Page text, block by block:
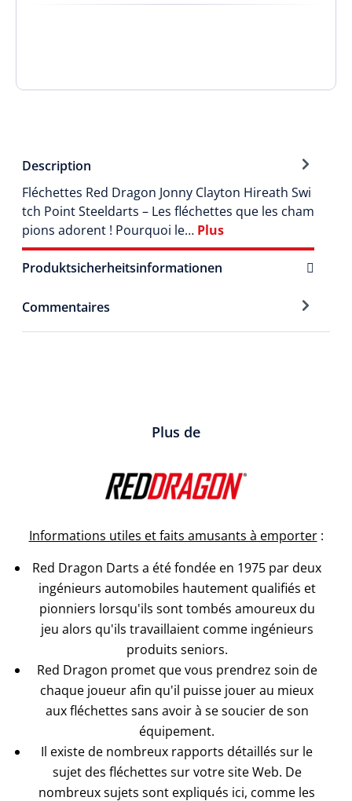
Description
Fléchettes Red Dragon Jonny Clayton Hireath Swi
tch Point Steeldarts – Les fléchettes que les cham
pions adorent ! Pourquoi le… Plus
Produktsicherheitsinformationen
Commentaires
Plus de
Informations utiles et faits amusants à emporter:
Red Dragon Darts a été fondée en 1975 par deux
ingénieurs automobiles hautement qualifiés et
pionniers lorsqu'ils sont tombés amoureux du
jeu alors qu'ils travaillaient comme ingénieurs
produits seniors.
Red Dragon promet que vous prendrez soin de
chaque joueur afin qu'il puisse jouer au mieux
aux fléchettes sans avoir à se soucier de son
équipement.
Il existe de nombreux rapports détaillés sur le
sujet des fléchettes sur votre site Web. De
nombreux sujets sont expliqués ici, comme les